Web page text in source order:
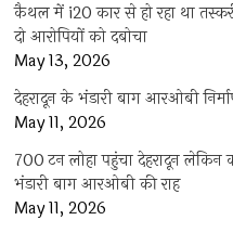
कैथल में i20 कार से हो रहा था
दो आरोपियों को दबोचा
May 13, 2026
देहरादून के भंडारी बाग आरओबी
May 11, 2026
700 टन लोहा पहुंचा देहरादून
भंडारी बाग आरओबी की राह
May 11, 2026